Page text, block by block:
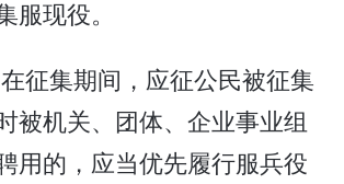
服现役。
征集期间，应征公民被征集
被机关、团体、企业事业组
用的，应当优先履行服兵役